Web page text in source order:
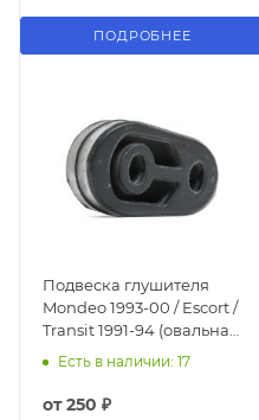
ПОДРОБНЕЕ
Подвеска глушителя
Mondeo 1993-00 / Escort /
Transit 1991-94 (овальная
большая)
Есть в наличии: 17
от250 ₽